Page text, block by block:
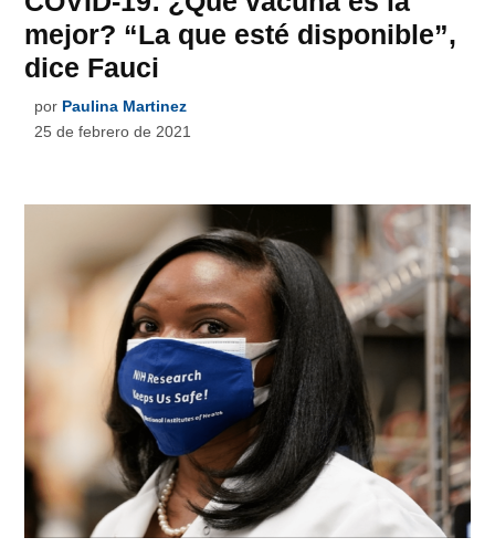
mejor? “La que esté disponible”,
dice Fauci
por Paulina Martinez
25 de febrero de 2021